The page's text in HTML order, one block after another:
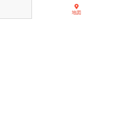
地図